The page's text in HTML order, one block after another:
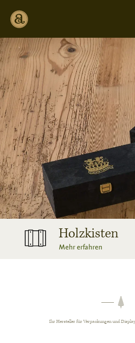
Holzkisten
Mehr erfahren
Ihr Hersteller für Verpackungen und